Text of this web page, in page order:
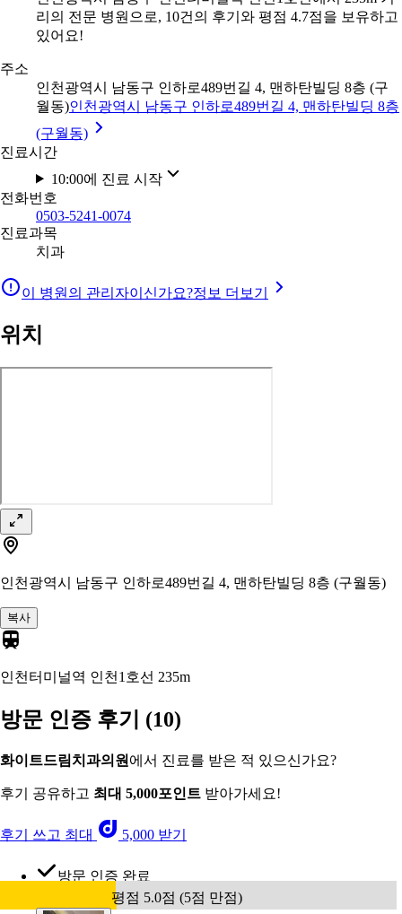
리의 전문 병원으로, 10건의 후기와 평점 4.7점을 보유하고
있어요!
주소
인천광역시 남동구 인하로489번길 4, 맨하탄빌딩 8층 (구
월동)인천광역시 남동구 인하로489번길 4, 맨하탄빌딩 8층
(구월동)
진료시간
10:00에 진료 시작
전화번호
0503-5241-0074
진료과목
치과
이 병원의 관리자이신가요?정보 더보기
위치
인천광역시 남동구 인하로489번길 4, 맨하탄빌딩 8층 (구월동)
복사
인천터미널역 인천1호선 235m
방문 인증 후기 (10)
화이트드림치과의원 에서 진료를 받은 적 있으신가요?
후기 공유하고 최대 5,000포인트 받아가세요!
후기 쓰고 최대 5,000 받기
방문 인증 완료
평점 5.0점 (5점 만점)